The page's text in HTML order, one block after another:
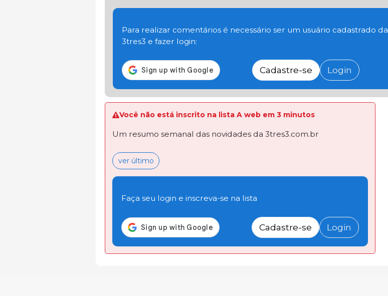
Para realizar comentários é necessário ser um usuário cadastrado da
3tres3 e fazer login:
Cadastre-se Login
Você não está inscrito na lista A web em 3 minutos
Um resumo semanal das novidades da 3tres3.com.br
ver último
Faça seu login e inscreva-se na lista
Cadastre-se Login